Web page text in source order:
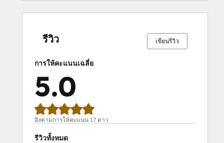
รีวิว เขียนรีวิว
การให้คะแนนเฉลี่ย
5.0
อิงตามการให้คะแนน 17 ดาว
รีวิวทั้งหมด
0%
0%
0%
0%
100%